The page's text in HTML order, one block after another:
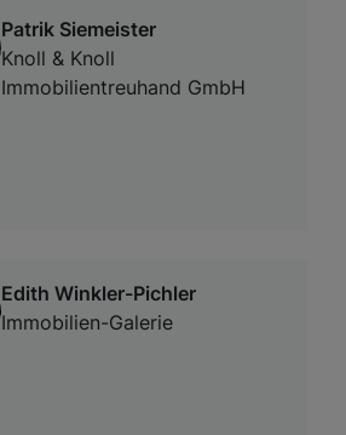
Patrik Siemeister
Knoll & Knoll
Immobilientreuhand GmbH
Edith Winkler-Pichler
Immobilien-Galerie